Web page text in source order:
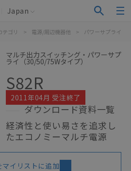
Japan
テゴリ > 電源/周辺機器他 > パワーサプライ（
マルチ出力スイッチング・パワーサプ
ライ（30/50/75Wタイプ）
S82R
2011年04月 受注終了
ダウンロード資料一覧
経済性と使い易さを追求し
たエコノミーマルチ電源
マイリストに追加